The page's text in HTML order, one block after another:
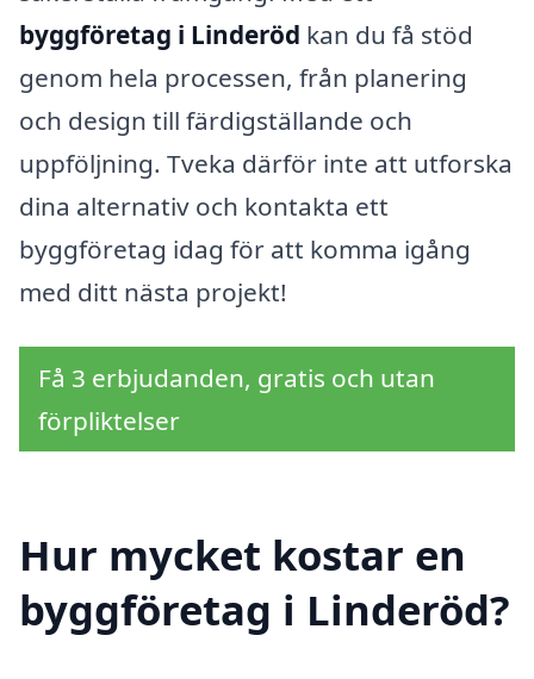
byggföretag i Linderöd kan du få stöd
genom hela processen, från planering
och design till färdigställande och
uppföljning. Tveka därför inte att utforska
dina alternativ och kontakta ett
byggföretag idag för att komma igång
med ditt nästa projekt!
Få 3 erbjudanden, gratis och utan
förpliktelser
Hur mycket kostar en
byggföretag i Linderöd?